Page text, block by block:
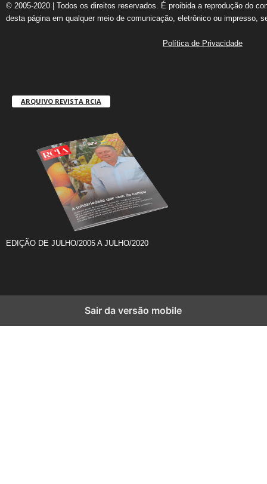
© 2005-2020 | Todos os direitos reservados. É proibida a reprodução do
desta página em qualquer meio de comunicação, eletrônico ou impresso,
Política de Privacidade
ARQUIVO REVISTA RCIA
EDIÇÃO DE JULHO/2005 A JULHO/2020
Sair da versão mobile